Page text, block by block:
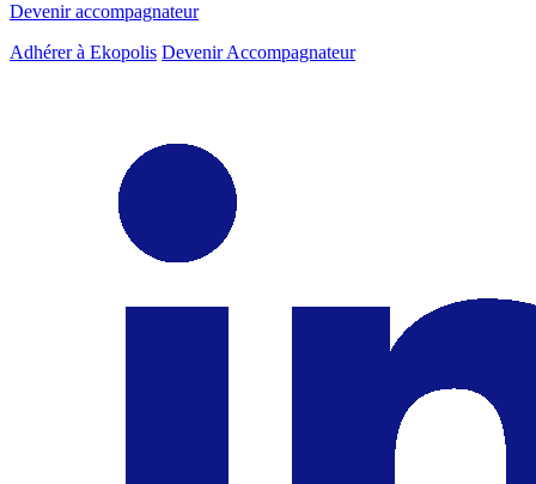
Devenir accompagnateur
Adhérer à Ekopolis Devenir Accompagnateur